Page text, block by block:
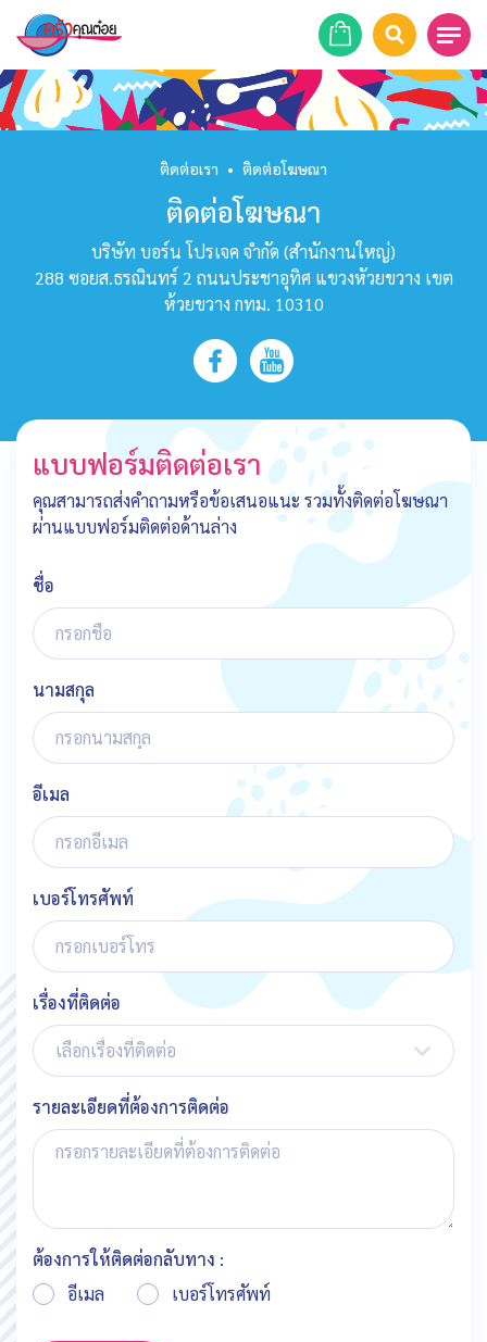
หน้าแรก
รายการย้อนหลัง
ข่าวสาร
ติดต่อเรา
ติดต่อเรา • ติดต่อโฆษณา
ติดต่อโฆษณา
บริษัท บอร์น โปรเจค จำกัด (สำนักงานใหญ่)
288 ซอยส.ธรณินทร์ 2 ถนนประชาอุทิศ แขวงหัวยขวาง เขต
ห้วยขวาง กทม. 10310
แบบฟอร์มติดต่อเรา
คุณสามารถส่งคำถามหรือข้อเสนอแนะ รวมทั้งติดต่อโฆษณา
ผ่านแบบฟอร์มติดต่อด้านล่าง
ชื่อ
นามสกุล
อีเมล
เบอร์โทรศัพท์
เรื่องที่ติดต่อ
รายละเอียดที่ต้องการติดต่อ
ต้องการให้ติดต่อกลับทาง :
อีเมล
เบอร์โทรศัพท์